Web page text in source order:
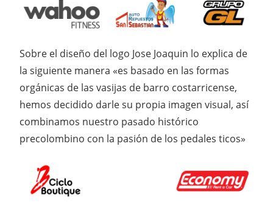
Sobre el diseño del logo Jose Joaquin lo explica de
la siguiente manera «es basado en las formas
orgánicas de las vasijas de barro costarricense,
hemos decidido darle su propia imagen visual, así
combinamos nuestro pasado histórico
precolombino con la pasión de los pedales ticos»